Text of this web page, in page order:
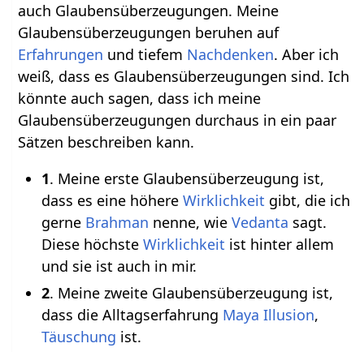
auch Glaubensüberzeugungen. Meine
Glaubensüberzeugungen beruhen auf
Erfahrungen und tiefem Nachdenken. Aber ich
weiß, dass es Glaubensüberzeugungen sind. Ich
könnte auch sagen, dass ich meine
Glaubensüberzeugungen durchaus in ein paar
Sätzen beschreiben kann.
1. Meine erste Glaubensüberzeugung ist,
dass es eine höhere Wirklichkeit gibt, die ich
gerne Brahman nenne, wie Vedanta sagt.
Diese höchste Wirklichkeit ist hinter allem
und sie ist auch in mir.
2. Meine zweite Glaubensüberzeugung ist,
dass die Alltagserfahrung Maya Illusion,
Täuschung ist.